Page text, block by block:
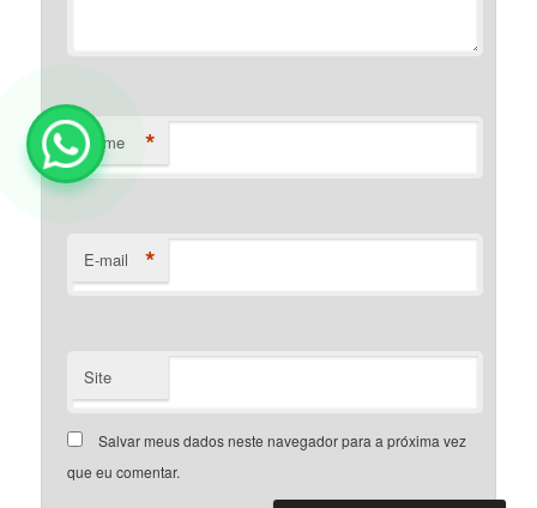
Nome *
E-mail *
Site
Salvar meus dados neste navegador para a próxima vez
que eu comentar.